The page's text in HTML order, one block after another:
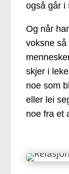
også går i
Og når
voksne
skjer i
noe som
eller lei
noe fra et